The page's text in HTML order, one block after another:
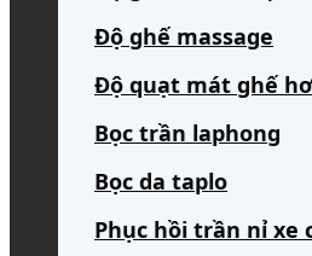
Độ ghế massage
Độ quạt mát ghế
Bọc trần laphong
Bọc da taplo
Phục hồi trần nỉ xe